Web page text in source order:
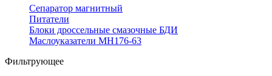
Сепаратор магнитный
Питатели
Блоки дроссельные смазочные БДИ
Маслоуказатели МН176-63
Фильтрующее